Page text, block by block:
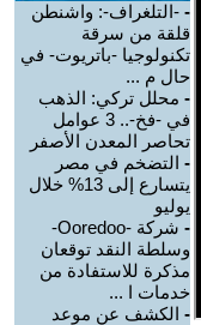
- -التلغراف-: واشنطن
قلقة من سرقة
تكنولوجيا -باتريوت- في
حال م ...
- محلل تركي: الذهب
في -فخ-.. 3 عوامل
تحاصر المعدن الأصفر
- التضخم في مصر
يتسارع إلى 13% خلال
يوليو
-
شركة -Ooredoo-
وسلطة النقد توقعان
مذكرة للاستفادة من
خدمات ا ...
- الكشف عن موعد